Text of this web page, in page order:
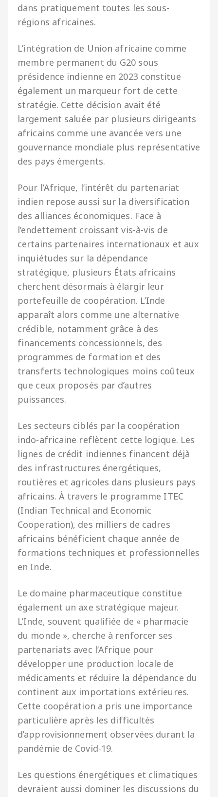
dans pratiquement toutes les sous-
régions africaines.
L’intégration de Union africaine comme
membre permanent du G20 sous
présidence indienne en 2023 constitue
également un marqueur fort de cette
stratégie. Cette décision avait été
largement saluée par plusieurs dirigeants
africains comme une avancée vers une
gouvernance mondiale plus représentative
des pays émergents.
Pour l’Afrique, l’intérêt du partenariat
indien repose aussi sur la diversification
des alliances économiques. Face à
l’endettement croissant vis-à-vis de
certains partenaires internationaux et aux
inquiétudes sur la dépendance
stratégique, plusieurs États africains
cherchent désormais à élargir leur
portefeuille de coopération. L’Inde
apparaît alors comme une alternative
crédible, notamment grâce à des
financements concessionnels, des
programmes de formation et des
transferts technologiques moins coûteux
que ceux proposés par d’autres
puissances.
Les secteurs ciblés par la coopération
indo-africaine reflètent cette logique. Les
lignes de crédit indiennes financent déjà
des infrastructures énergétiques,
routières et agricoles dans plusieurs pays
africains. À travers le programme ITEC
(Indian Technical and Economic
Cooperation), des milliers de cadres
africains bénéficient chaque année de
formations techniques et professionnelles
en Inde.
Le domaine pharmaceutique constitue
également un axe stratégique majeur.
L’Inde, souvent qualifiée de « pharmacie
du monde », cherche à renforcer ses
partenariats avec l’Afrique pour
développer une production locale de
médicaments et réduire la dépendance du
continent aux importations extérieures.
Cette coopération a pris une importance
particulière après les difficultés
d’approvisionnement observées durant la
pandémie de Covid-19.
Les questions énergétiques et climatiques
devraient aussi dominer les discussions du